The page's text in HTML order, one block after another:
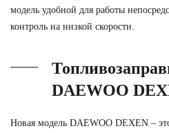
модель удобной для работы
контроль на низкой скорости.
DAEWOO
Новая модель DAEWOO DEXEN –